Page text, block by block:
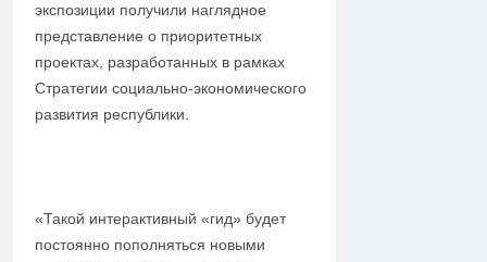
экспозиции получили наглядное
представление о приоритетных
проектах, разработанных в рамках
Стратегии социально-экономического
развития республики.
«Такой интерактивный «гид» будет
постоянно пополняться новыми